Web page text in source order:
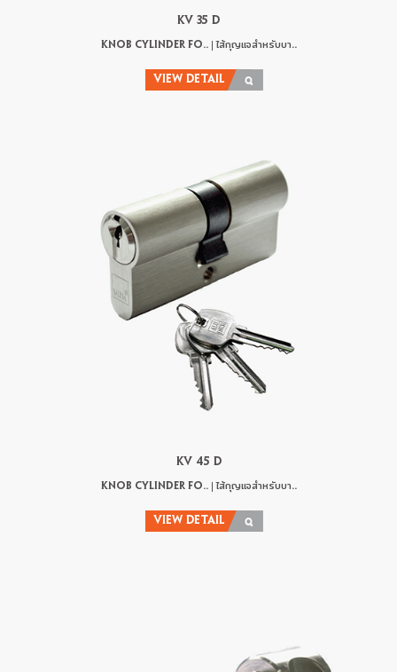
KV 35 D
KNOB CYLINDER FO.. | ไส้กุญแจสำหรับบา..
VIEW DETAIL
KV 45 D
KNOB CYLINDER FO.. | ไส้กุญแจสำหรับบา..
VIEW DETAIL